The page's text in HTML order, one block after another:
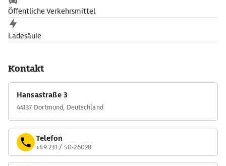
Öffentliche Verkehrsmittel
Ladesäule
Kontakt
Hansastraße 3
44137 Dortmund, Deutschland
Telefon
+49 231 / 50-26028